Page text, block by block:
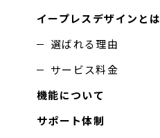
イープレスデザインとは
選ばれる理由
サービス料金
機能について
サポート体制